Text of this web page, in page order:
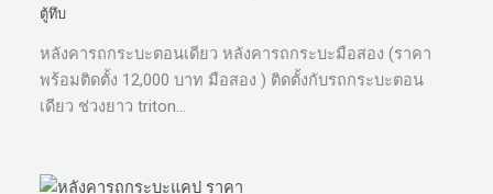
ตู้ทึบ
หลังคารถกระบะตอนเดียว หลังคารถกระบะมือสอง (ราคา
พร้อมติดตั้ง 12,000 บาท มือสอง ) ติดตั้งกับรถกระบะตอน
เดียว ช่วงยาว triton…